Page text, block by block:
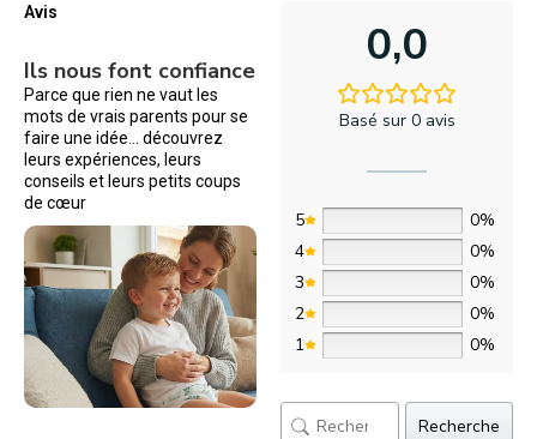
Avis
Ils nous font confiance
Parce que rien ne vaut les
mots de vrais parents pour se
faire une idée… découvrez
leurs expériences, leurs
conseils et leurs petits coups
de cœur
0,0
Basé sur 0 avis
5
0%
4
0%
3
0%
2
0%
1
0%
Recherche